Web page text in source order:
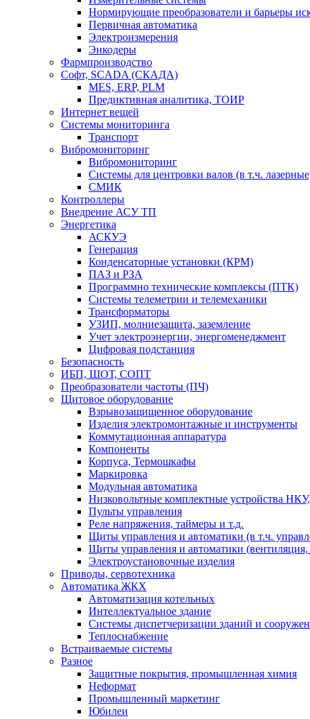
Нормирующие преобразователи и барьеры
Первичная автоматика
Электроизмерения
Энкодеры
Фармпроизводство
Софт, SCADA (СКАДА)
MES, ERP, PLM
Предиктивная аналитика, ТОИР
Интернет вещей
Системы мониторинга
Транспорт
Вибромониторинг
Вибромониторинг
Системы для центровки валов (в т.ч.
СМИК
Контроллеры
Внедрение АСУ ТП
Энергетика
АСКУЭ
Генерация
Конденсаторные установки (КРМ)
ПАЗ и РЗА
Программно технические комплексы (ПТК)
Системы телеметрии и телемеханики
Трансформаторы
УЗИП, молниезащита, заземление
Учет электроэнергии, энергоменеджмент
Цифровая подстанция
Безопасность
ИБП, ШОТ, СОПТ
Преобразователи частоты (ПЧ)
Щитовое оборудование
Взрывозащищенное оборудование
Изделия электромонтажные и инструменты
Коммутационная аппаратура
Компоненты
Корпуса, Термошкафы
Маркировка
Модульная автоматика
Низковольтные комплектные устройства
Пульты управления
Реле напряжения, таймеры и т.д.
Щиты управления и автоматики (в т.ч.
Щиты управления и автоматики (вентиляция,
Электроустановочные изделия
Приводы, сервотехника
Автоматика ЖКХ
Автоматизация котельных
Интеллектуальное здание
Системы диспетчеризации зданий и
Теплоснабжение
Встраиваемые системы
Разное
Защитные покрытия, промышленная химия
Неформат
Промышленный маркетинг
Юбилеи